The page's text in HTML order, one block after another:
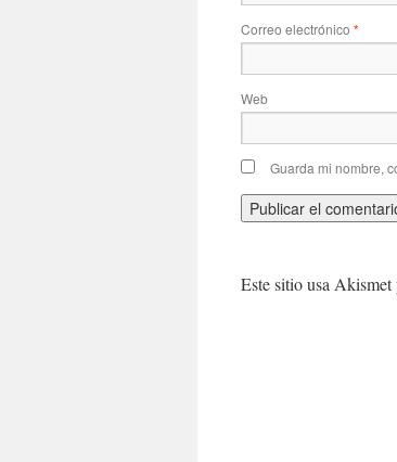
Correo electrónico *
Web
Guarda mi nombre,
Este sitio usa Akismet